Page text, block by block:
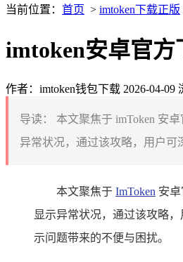
当前位置： 首页 > imtoken下载正版
imtoken安卓官方
作者：imtoken钱包下载 2026-04-09
导读：
本文聚焦于 imToken 安
异常状况，通过该攻略，用户可
本文聚焦于 ImToken 安
显示异常状况，通过该攻略
示问题带来的不便与困扰。